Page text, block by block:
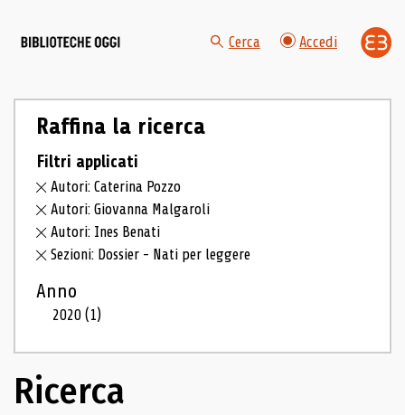
Cerca Accedi
Raffina la ricerca
Filtri applicati
Autori: Caterina Pozzo
Autori: Giovanna Malgaroli
Autori: Ines Benati
Sezioni: Dossier - Nati per leggere
Anno
2020(1)
Ricerca